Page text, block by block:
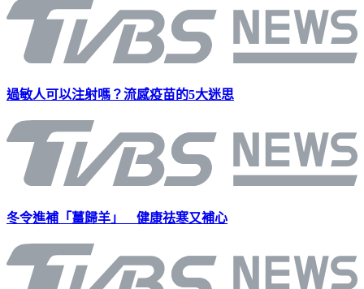
萬元住宿券下載食尚玩家APP！免費領取優惠券